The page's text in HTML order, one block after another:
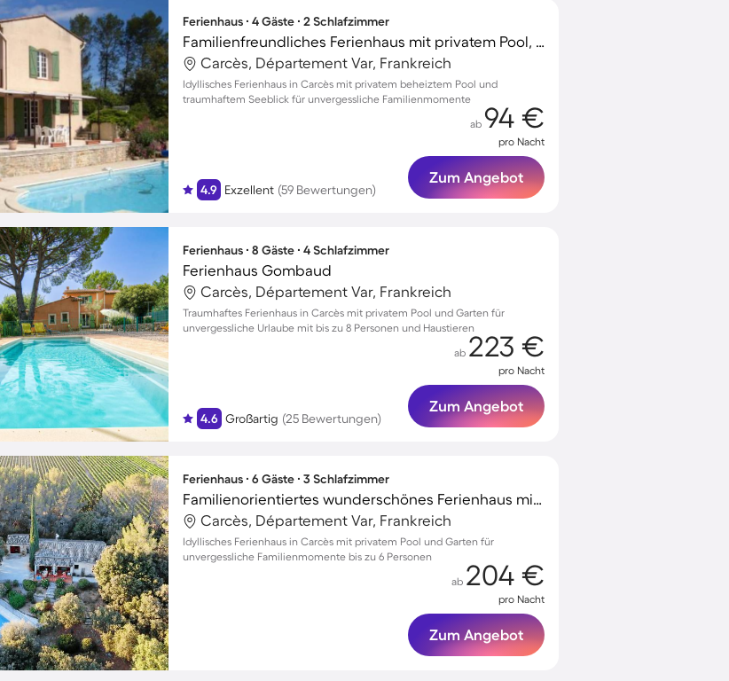
Ferienhaus ∙ 4 Gäste ∙ 2 Schlafzimmer
Familienfreundliches Ferienhaus mit privatem Pool, Garten und Terrasse | Seeblick | Hunde erlaubt
Carcès, Département Var, Frankreich
Idyllisches Ferienhaus in Carcès mit privatem beheiztem Pool und
traumhaftem Seeblick für unvergessliche Familienmomente
4.9 Exzellent (59 Bewertungen)
ab 94 €
pro Nacht
Zum Angebot
Ferienhaus ∙ 8 Gäste ∙ 4 Schlafzimmer
Ferienhaus Gombaud
Carcès, Département Var, Frankreich
Traumhaftes Ferienhaus in Carcès mit privatem Pool und Garten für
unvergessliche Urlaube mit bis zu 8 Personen und Haustieren
4.6 Großartig (25 Bewertungen)
ab 223 €
pro Nacht
Zum Angebot
Ferienhaus ∙ 6 Gäste ∙ 3 Schlafzimmer
Familienorientiertes wunderschönes Ferienhaus mit Terrasse, privatem Pool und Garten
Carcès, Département Var, Frankreich
Idyllisches Ferienhaus in Carcès mit privatem Pool und Garten für
unvergessliche Familienmomente bis zu 6 Personen
ab 204 €
pro Nacht
Zum Angebot